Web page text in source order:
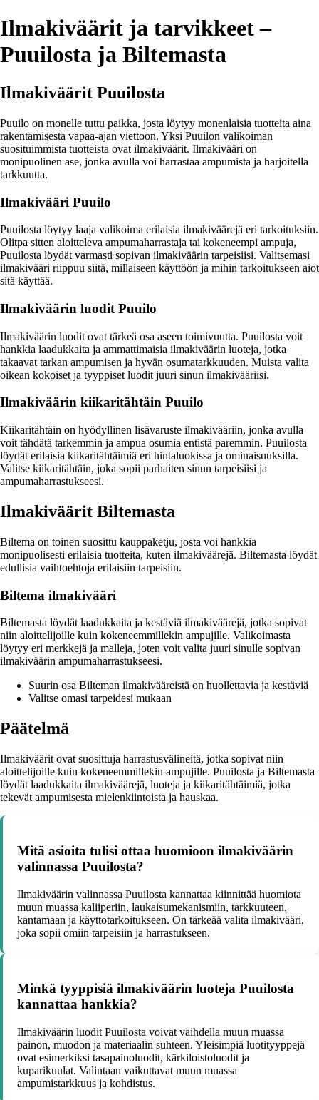
Ilmakiväärit ja tarvikkeet –
Puuilosta ja Biltemasta
Ilmakiväärit Puuilosta
Puuilo on monelle tuttu paikka, josta löytyy monenlaisia tuotteita aina
rakentamisesta vapaa-ajan viettoon. Yksi Puuilon valikoiman
suosituimmista tuotteista ovat ilmakiväärit. Ilmakivääri on
monipuolinen ase, jonka avulla voi harrastaa ampumista ja harjoitella
tarkkuutta.
Ilmakivääri Puuilo
Puuilosta löytyy laaja valikoima erilaisia ilmakiväärejä eri tarkoituksiin.
Olitpa sitten aloitteleva ampumaharrastaja tai kokeneempi ampuja,
Puuilosta löydät varmasti sopivan ilmakiväärin tarpeisiisi. Valitsemasi
ilmakivääri riippuu siitä, millaiseen käyttöön ja mihin tarkoitukseen aiot
sitä käyttää.
Ilmakiväärin luodit Puuilo
Ilmakiväärin luodit ovat tärkeä osa aseen toimivuutta. Puuilosta voit
hankkia laadukkaita ja ammattimaisia ilmakiväärin luoteja, jotka
takaavat tarkan ampumisen ja hyvän osumatarkkuuden. Muista valita
oikean kokoiset ja tyyppiset luodit juuri sinun ilmakivääriisi.
Ilmakiväärin kiikaritähtäin Puuilo
Kiikaritähtäin on hyödyllinen lisävaruste ilmakivääriin, jonka avulla
voit tähdätä tarkemmin ja ampua osumia entistä paremmin. Puuilosta
löydät erilaisia kiikaritähtäimiä eri hintaluokissa ja ominaisuuksilla.
Valitse kiikaritähtäin, joka sopii parhaiten sinun tarpeisiisi ja
ampumaharrastukseesi.
Ilmakiväärit Biltemasta
Biltema on toinen suosittu kauppaketju, josta voi hankkia
monipuolisesti erilaisia tuotteita, kuten ilmakiväärejä. Biltemasta löydät
edullisia vaihtoehtoja erilaisiin tarpeisiin.
Biltema ilmakivääri
Biltemasta löydät laadukkaita ja kestäviä ilmakiväärejä, jotka sopivat
niin aloittelijoille kuin kokeneemmillekin ampujille. Valikoimasta
löytyy eri merkkejä ja malleja, joten voit valita juuri sinulle sopivan
ilmakiväärin ampumaharrastukseesi.
Suurin osa Bilteman ilmakivääreistä on huollettavia ja kestäviä
Valitse omasi tarpeidesi mukaan
Päätelmä
Ilmakiväärit ovat suosittuja harrastusvälineitä, jotka sopivat niin
aloittelijoille kuin kokeneemmillekin ampujille. Puuilosta ja Biltemasta
löydät laadukkaita ilmakiväärejä, luoteja ja kiikaritähtäimiä, jotka
tekevät ampumisesta mielenkiintoista ja hauskaa.
Mitä asioita tulisi ottaa huomioon ilmakiväärin
valinnassa Puuilosta?
Ilmakiväärin valinnassa Puuilosta kannattaa kiinnittää huomiota
muun muassa kaliiperiin, laukaisumekanismiin, tarkkuuteen,
kantamaan ja käyttötarkoitukseen. On tärkeää valita ilmakivääri,
joka sopii omiin tarpeisiin ja harrastukseen.
Minkä tyyppisiä ilmakiväärin luoteja Puuilosta
kannattaa hankkia?
Ilmakiväärin luodit Puuilosta voivat vaihdella muun muassa
painon, muodon ja materiaalin suhteen. Yleisimpiä luotityyppejä
ovat esimerkiksi tasapainoluodit, kärkiloistoluodit ja
kuparikuulat. Valintaan vaikuttavat muun muassa
ampumistarkkuus ja kohdistus.